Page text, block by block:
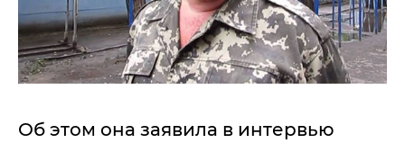
Об этом она заявила в интервью